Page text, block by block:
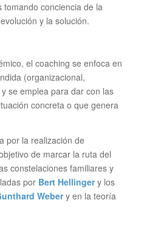
tomando conciencia de la
y la solución.
el coaching se enfoca en
(organizacional,
se emplea para dar con las
concreta o que genera
por la realización de
de marcar la ruta del
constelaciones familiares y
por Bert Hellingery los
Webery en la teoría